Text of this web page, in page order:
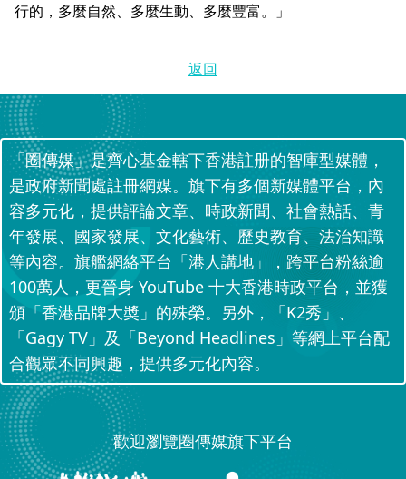
行的，多麼自然、多麼生動、多麼豐富。」
返回
「圈傳媒」是齊心基金轄下香港註册的智庫型媒體，
是政府新聞處註冊網媒。旗下有多個新媒體平台，內
容多元化，提供評論文章、時政新聞、社會熱話、青
年發展、國家發展、文化藝術、歷史教育、法治知識
等內容。旗艦網絡平台「港人講地」，跨平台粉絲逾
100萬人，更晉身 YouTube 十大香港時政平台，並獲
頒「香港品牌大奬」的殊榮。另外，「K2秀」、
「Gagy TV」及「Beyond Headlines」等網上平台配
合觀眾不同興趣，提供多元化內容。
歡迎瀏覽圈傳媒旗下平台